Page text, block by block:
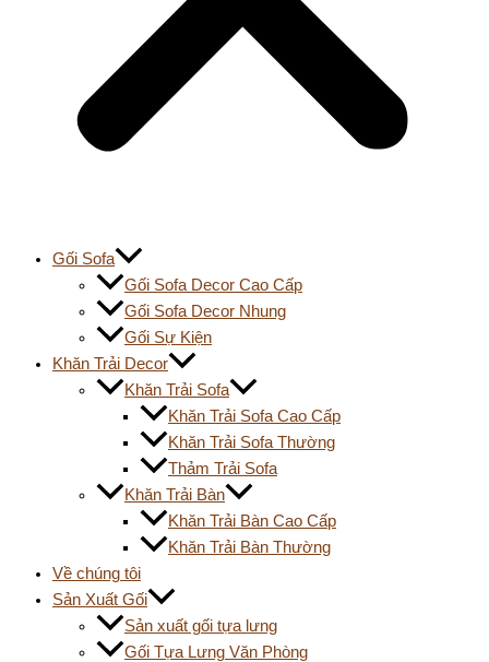
Gối Sofa
Gối Sofa Decor Cao Cấp
Gối Sofa Decor Nhung
Gối Sự Kiện
Khăn Trải Decor
Khăn Trải Sofa
Khăn Trải Sofa Cao Cấp
Khăn Trải Sofa Thường
Thảm Trải Sofa
Khăn Trải Bàn
Khăn Trải Bàn Cao Cấp
Khăn Trải Bàn Thường
Về chúng tôi
Sản Xuất Gối
Sản xuất gối tựa lưng
Gối Tựa Lưng Văn Phòng